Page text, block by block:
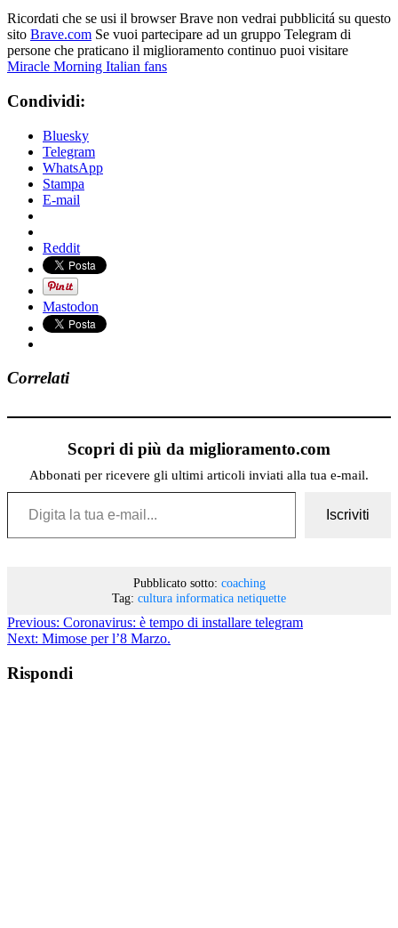
Ricordati che se usi il browser Brave non vedrai pubblicitá su questo
sito Brave.com Se vuoi partecipare ad un gruppo Telegram di
persone che praticano il miglioramento continuo puoi visitare
Miracle Morning Italian fans
Condividi:
Bluesky
Telegram
WhatsApp
Stampa
E-mail
Reddit
Mastodon
Correlati
Scopri di più da miglioramento.com
Abbonati per ricevere gli ultimi articoli inviati alla tua e-mail.
Digita la tua e-mail...
Iscriviti
Pubblicato sotto: coaching
Tag: cultura informatica netiquette
Previous: Coronavirus: è tempo di installare telegram
Next: Mimose per l’8 Marzo.
Rispondi